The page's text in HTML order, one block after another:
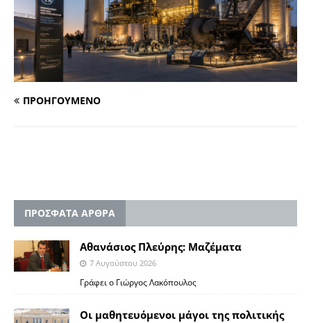
ΠΡΟΗΓΟΥΜΕΝΟ
ΠΡΟΣΦΑΤΑ ΑΡΘΡΑ
Αθανάσιος Πλεύρης: Μαζέματα
7 Αυγούστου 2026
Γράφει ο Γιώργος Λακόπουλος
Οι μαθητευόμενοι μάγοι της πολιτικής